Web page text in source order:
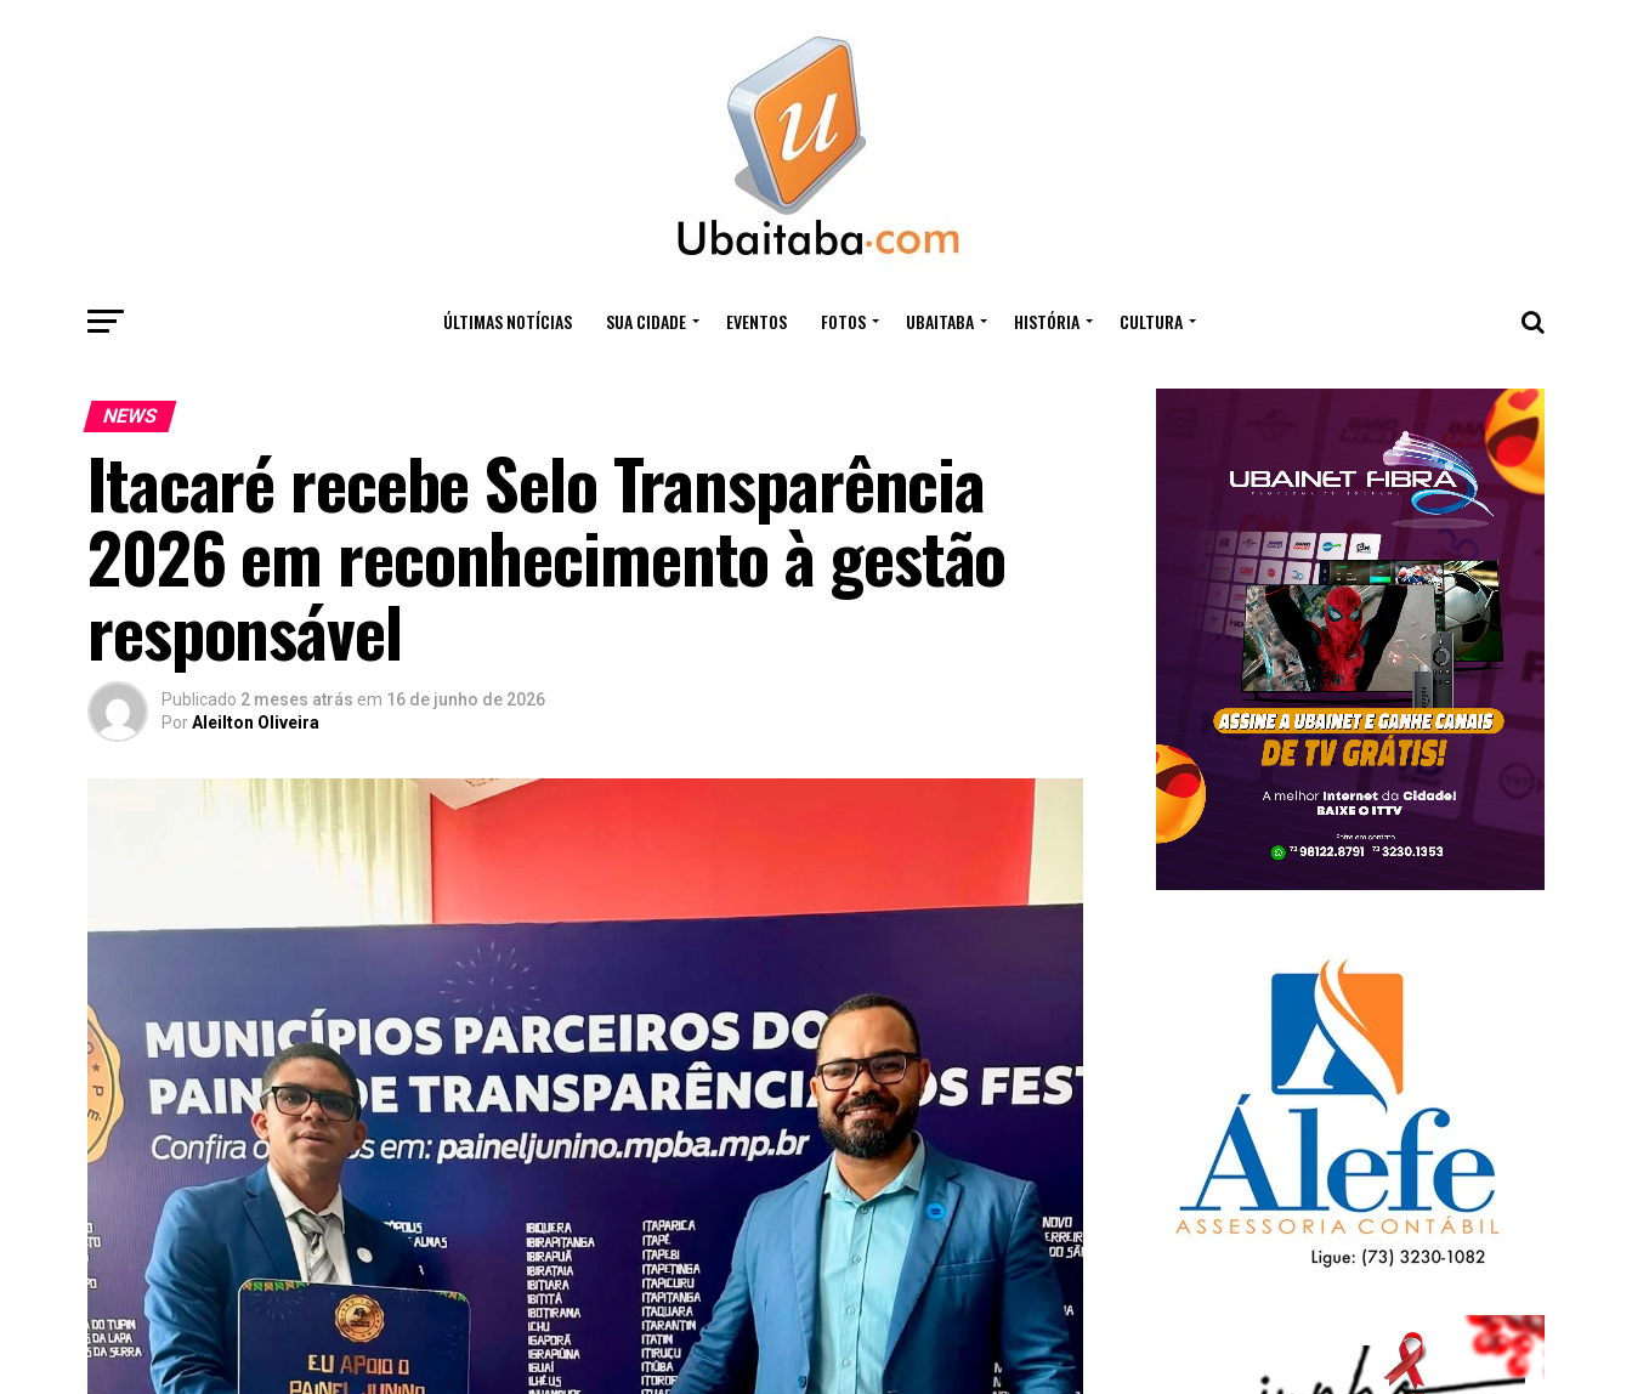
ÚLTIMAS NOTÍCIAS SUA CIDADE EVENTOS FOTOS UBAITABA HISTÓRIA CULTURA
NEWS
Itacaré recebe Selo Transparência
2026 em reconhecimento à gestão
responsável
Publicado 2 meses atrás em 16 de junho de 2026
PorAleilton Oliveira